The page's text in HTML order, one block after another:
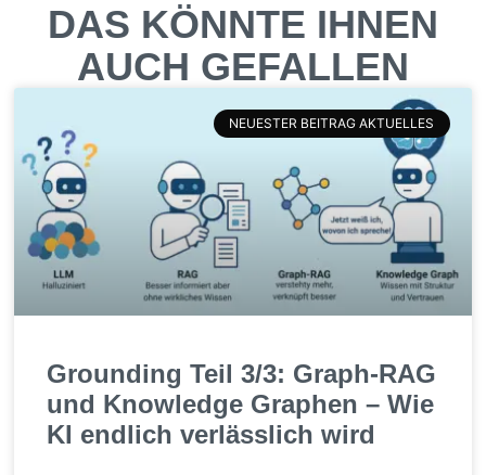
DAS KÖNNTE IHNEN
AUCH GEFALLEN
NEUESTER BEITRAG AKTUELLES
Grounding Teil 3/3: Graph-RAG
und Knowledge Graphen – Wie
KI endlich verlässlich wird